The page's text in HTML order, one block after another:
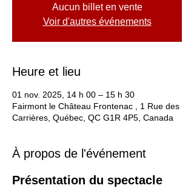
Aucun billet en vente
Voir d'autres événements
Heure et lieu
01 nov. 2025, 14 h 00 – 15 h 30
Fairmont le Château Frontenac , 1 Rue des
Carrières, Québec, QC G1R 4P5, Canada
À propos de l'événement
Présentation du spectacle